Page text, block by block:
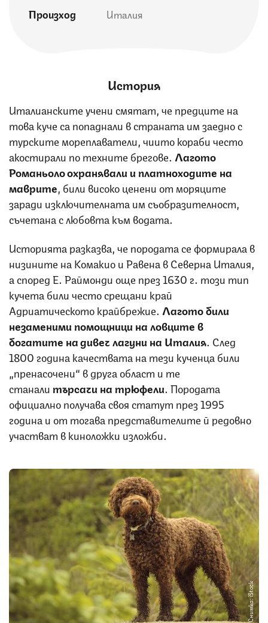
Произход Италия
История
Италианските учени смятат, че предците на
това куче са попаднали в страната им заедно с
турските мореплаватели, чиито кораби често
акостирали по техните брегове. Лагото
Романьоло охранявали и платноходите на
маврите , били високо ценени от моряците
заради изключителната им съобразителност,
съчетана с любовта към водата.
Историята разказва, че породата се формирала в
низините на Комакио и Равена в Северна Италия,
а според Е. Раймонди още през 1630 г. този тип
кучета били често срещани край
Адриатическото крайбрежие. Лагото били
незаменими помощници на ловците в
богатите на дивеч лагуни на Италия. След
1800 година качествата на тези кученца били
„пренасочени“ в друга област и те
станали търсачи на трюфели. Породата
официално получава своя статут през 1995
година и от тогава представителите й редовно
участват в киноложки изложби.
Снимка: iStock